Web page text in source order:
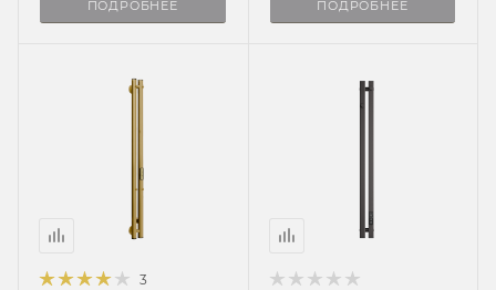
ПОДРОБНЕЕ ПОДРОБНЕЕ
3